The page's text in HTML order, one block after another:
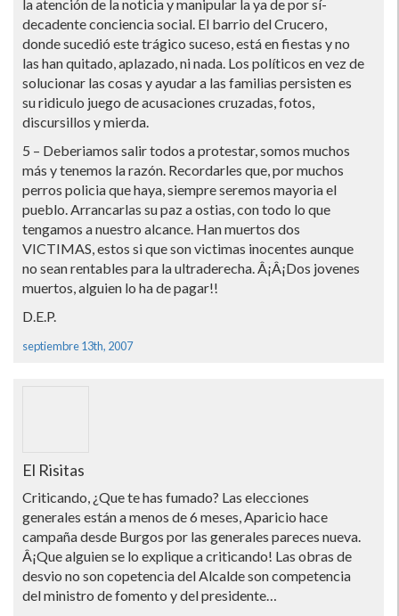
la atención de la noticia y manipular la ya de por sí­
decadente conciencia social. El barrio del Crucero,
donde sucedió este trágico suceso, está en fiestas y no
las han quitado, aplazado, ni nada. Los polí­ticos en vez de
solucionar las cosas y ayudar a las familias persisten es
su ridiculo juego de acusaciones cruzadas, fotos,
discursillos y mierda.
5 – Deberiamos salir todos a protestar, somos muchos
más y tenemos la razón. Recordarles que, por muchos
perros policia que haya, siempre seremos mayoria el
pueblo. Arrancarlas su paz a ostias, con todo lo que
tengamos a nuestro alcance. Han muertos dos
VICTIMAS, estos si que son victimas inocentes aunque
no sean rentables para la ultraderecha. Â¡Â¡Dos jovenes
muertos, alguien lo ha de pagar!!
D.E.P.
septiembre 13th, 2007
El Risitas
Criticando, ¿Que te has fumado? Las elecciones
generales están a menos de 6 meses, Aparicio hace
campaña desde Burgos por las generales pareces nueva.
Â¡Que alguien se lo explique a criticando! Las obras de
desvio no son copetencia del Alcalde son competencia
del ministro de fomento y del presidente…